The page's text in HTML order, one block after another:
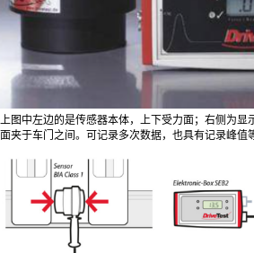
上图中左边的是传感器本体，上下受力面；右侧为
面夹于车门之间。可记录多次数据，也具有记录峰值